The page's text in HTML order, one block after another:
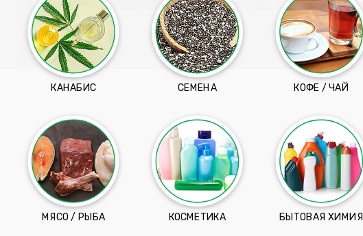
КАНАБИС СЕМЕНА КОФЕ / ЧАЙ
МЯСО / РЫБА КОСМЕТИКА БЫТОВАЯ ХИМИЯ